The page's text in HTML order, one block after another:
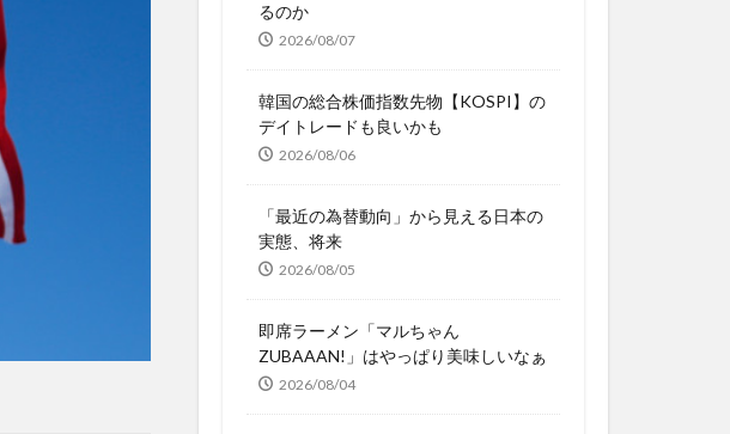
るのか
2026/08/07
韓国の総合株価指数先物【KOSPI】の
デイトレードも良いかも
2026/08/06
「最近の為替動向」から見える日本の
実態、将来
2026/08/05
即席ラーメン「マルちゃん
ZUBAAAN!」はやっぱり美味しいなぁ
2026/08/04